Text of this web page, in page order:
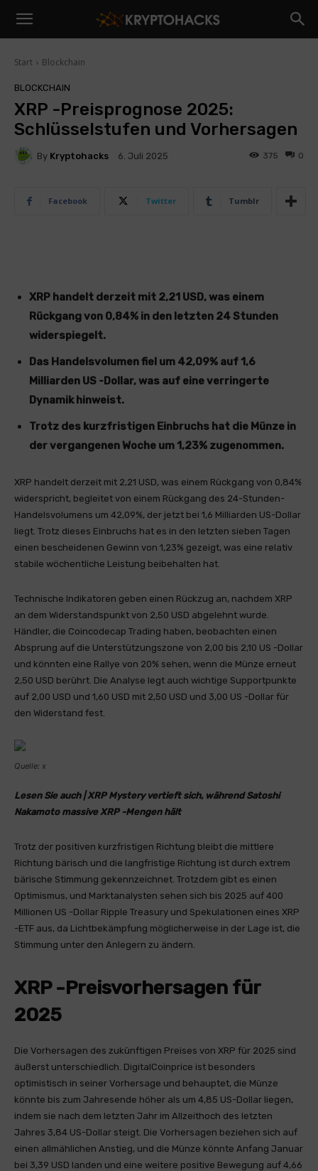
Start Blockchain
BLOCKCHAIN
XRP -Preisprognose 2025:
Schlüsselstufen und Vorhersagen
By Kryptohacks 6. Juli 2025 0
375
Facebook Twitter Tumblr
XRP handelt derzeit mit 2,21 USD, was einem
Rückgang von 0,84% in den letzten 24 Stunden
widerspiegelt.
Das Handelsvolumen fiel um 42,09% auf 1,6
Milliarden US -Dollar, was auf eine verringerte
Dynamik hinweist.
Trotz des kurzfristigen Einbruchs hat die Münze in
der vergangenen Woche um 1,23% zugenommen.
XRP handelt derzeit mit 2,21 USD, was einem Rückgang von 0,84%
widerspricht, begleitet von einem Rückgang des 24-Stunden-
Handelsvolumens um 42,09%, der jetzt bei 1,6 Milliarden US-Dollar
liegt. Trotz dieses Einbruchs hat es in den letzten sieben Tagen
einen bescheidenen Gewinn von 1,23% gezeigt, was eine relativ
stabile wöchentliche Leistung beibehalten hat.
Technische Indikatoren geben einen Rückzug an, nachdem XRP
an dem Widerstandspunkt von 2,50 USD abgelehnt wurde.
Händler, die Coincodecap Trading haben, beobachten einen
Absprung auf die Unterstützungszone von 2,00 bis 2,10 US -Dollar
und könnten eine Rallye von 20% sehen, wenn die Münze erneut
2,50 USD berührt. Die Analyse legt auch wichtige Supportpunkte
auf 2,00 USD und 1,60 USD mit 2,50 USD und 3,00 US -Dollar für
den Widerstand fest.
Quelle: x
Lesen Sie auch | XRP Mystery vertieft sich, während Satoshi
Nakamoto massive XRP -Mengen hält
Trotz der positiven kurzfristigen Richtung bleibt die mittlere
Richtung bärisch und die langfristige Richtung ist durch extrem
bärische Stimmung gekennzeichnet. Trotzdem gibt es einen
Optimismus, und Marktanalysten sehen sich bis 2025 auf 400
Millionen US -Dollar Ripple Treasury und Spekulationen eines XRP
-ETF aus, da Lichtbekämpfung möglicherweise in der Lage ist, die
Stimmung unter den Anlegern zu ändern.
XRP -Preisvorhersagen für
2025
Die Vorhersagen des zukünftigen Preises von XRP für 2025 sind
äußerst unterschiedlich. DigitalCoinprice ist besonders
optimistisch in seiner Vorhersage und behauptet, die Münze
könnte bis zum Jahresende höher als um 4,85 US-Dollar liegen,
indem sie nach dem letzten Jahr im Allzeithoch des letzten
Jahres 3,84 US-Dollar steigt. Die Vorhersagen beziehen sich auf
einen allmählichen Anstieg, und die Münze könnte Anfang Januar
bei 3,39 USD landen und eine weitere positive Bewegung auf 4,66